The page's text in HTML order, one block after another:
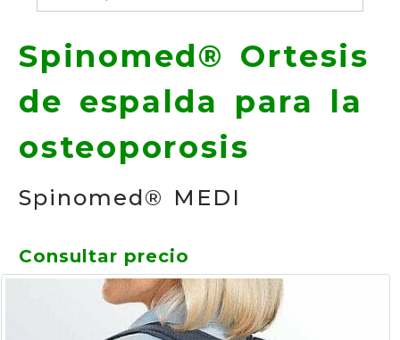
Spinomed® Ortesis
de espalda para la
osteoporosis
Spinomed® MEDI
Consultar precio